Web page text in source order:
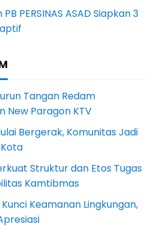
PERSINAS ASAD Siapkan 3
Tangan Redam
New Paragon KTV
Bergerak, Komunitas Jadi
Struktur dan Etos Tugas
Kamtibmas
Keamanan Lingkungan,